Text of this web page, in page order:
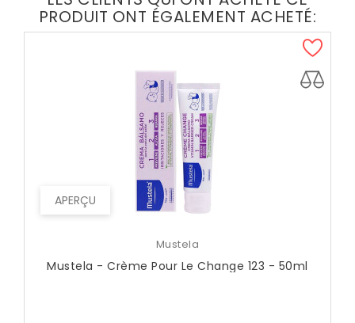
PRODUIT ONT ÉGALEMENT ACHETÉ:
APERÇU
Mustela
Mustela - Crème Pour Le Change 123 - 50ml